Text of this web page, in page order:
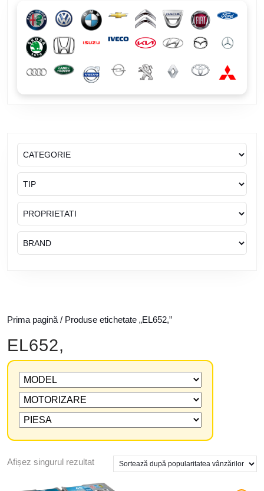
Prima pagină / Produse etichetate „EL652,”
EL652,
Afișez singurul rezultat